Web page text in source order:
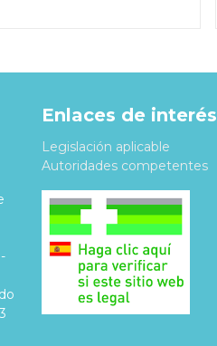
Enlaces de interés
Legislación aplicable
Autoridades competentes